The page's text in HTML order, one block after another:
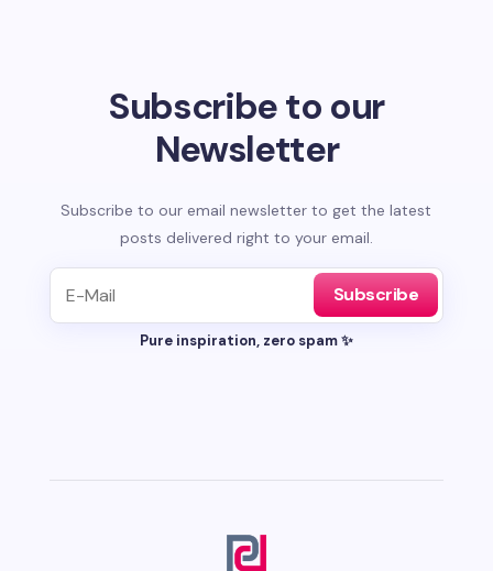
Subscribe to our
Newsletter
Subscribe to our email newsletter to get the latest
posts delivered right to your email.
Subscribe
Pure inspiration, zero spam ✨